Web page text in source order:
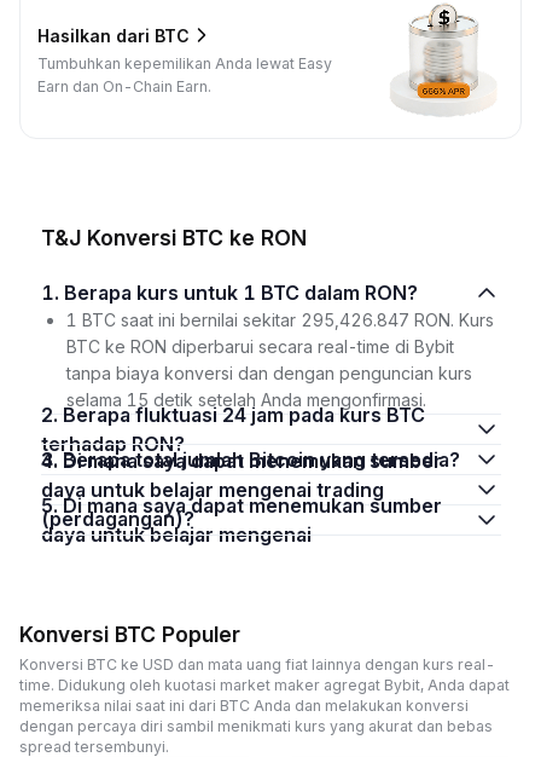
Hasilkan dari BTC
Tumbuhkan kepemilikan Anda lewat Easy
Earn dan On-Chain Earn.
T&J Konversi BTC ke RON
1. Berapa kurs untuk 1 BTC dalam RON?
1 BTC saat ini bernilai sekitar 295,426.847 RON. Kurs
BTC ke RON diperbarui secara real-time di Bybit
tanpa biaya konversi dan dengan penguncian kurs
selama 15 detik setelah Anda mengonfirmasi.
2. Berapa fluktuasi 24 jam pada kurs BTC
terhadap RON?
3. Berapa total jumlah Bitcoin yang tersedia?
4. Di mana saya dapat menemukan sumber
daya untuk belajar mengenai trading
(perdagangan)?
5. Di mana saya dapat menemukan sumber
daya untuk belajar mengenai
Konversi BTC Populer
Konversi BTC ke USD dan mata uang fiat lainnya dengan kurs real-
time. Didukung oleh kuotasi market maker agregat Bybit, Anda dapat
memeriksa nilai saat ini dari BTC Anda dan melakukan konversi
dengan percaya diri sambil menikmati kurs yang akurat dan bebas
spread tersembunyi.